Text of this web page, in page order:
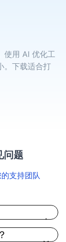
使用 AI 优化工
。下载适合打
问题
支持团队
您的文本描
明需求，